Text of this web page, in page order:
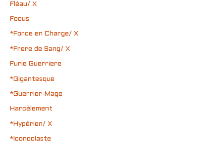
Fléau/ X
Focus
*Force en Charge/ X
*Frere de Sang/ X
Furie Guerriere
*Gigantesque
*Guerrier-Mage
Harcèlement
*Hypérien/ X
*Iconoclaste